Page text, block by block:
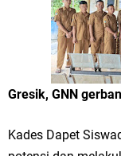
Tumpeng Nasi
Gresik ke Panggung
FOZ Jatim,
Yatim Serentak di
Gresik, GNN
Kades Dapet